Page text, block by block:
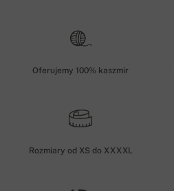
Oferujemy 100% kaszmir
Rozmiary od XS do XXXXL